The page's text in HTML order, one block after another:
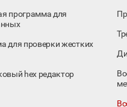
программа для
для проверки жестких
hex редактор